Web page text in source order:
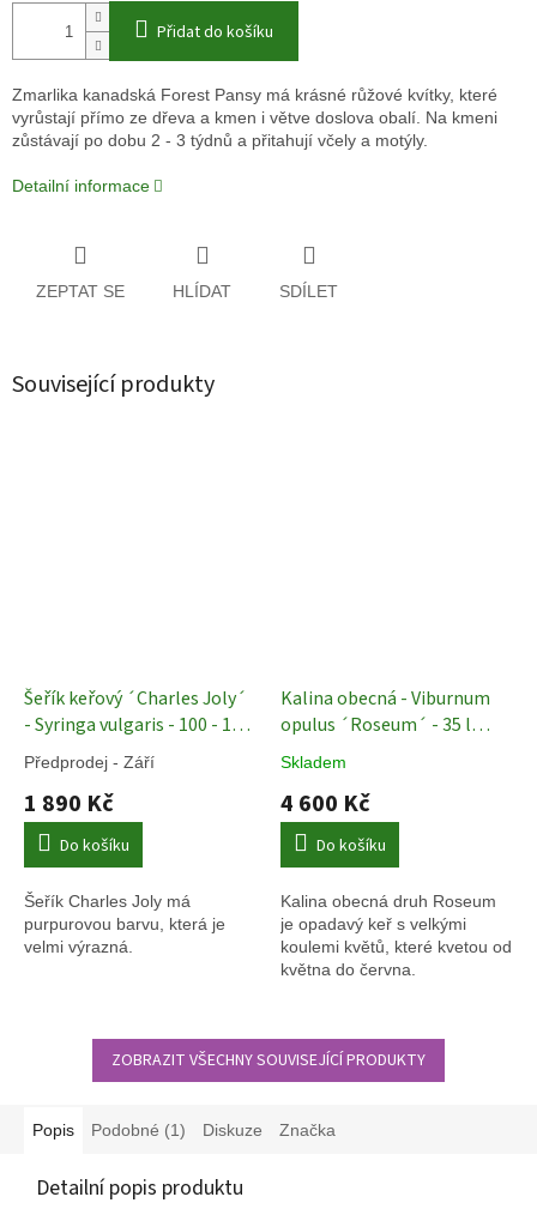
Přidat do košíku
Zmarlika kanadská Forest Pansy má krásné růžové kvítky, které
vyrůstají přímo ze dřeva a kmen i větve doslova obalí. Na kmeni
zůstávají po dobu 2 - 3 týdnů a přitahují včely a motýly.
Detailní informace
ZEPTAT SE HLÍDAT SDÍLET
Související produkty
Šeřík keřový ´Charles Joly´
- Syringa vulgaris - 100 - 120
cm Okrasné keře
Předprodej - Září
1 890 Kč
Do košíku
Šeřík Charles Joly má
purpurovou barvu, která je
velmi výrazná.
Kalina obecná - Viburnum
opulus ´Roseum´ - 35 l
Vzrostlé okrasné keře
Skladem
4 600 Kč
Do košíku
Kalina obecná druh Roseum
je opadavý keř s velkými
koulemi květů, které kvetou od
května do června.
ZOBRAZIT VŠECHNY SOUVISEJÍCÍ PRODUKTY
Popis Podobné (1) Diskuze Značka
Detailní popis produktu